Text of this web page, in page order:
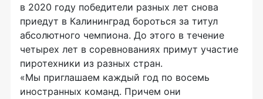
в 2020 году победители разных лет снова
приедут в Калининград бороться за титул
абсолютного чемпиона. До этого в течение
четырех лет в соревнованиях примут участие
пиротехники из разных стран.
«Мы приглашаем каждый год по восемь
иностранных команд. Причем они